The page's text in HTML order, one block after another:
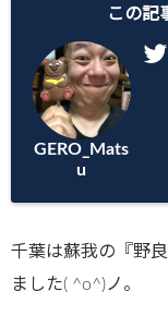
この記
GERO_Mats
u
千葉は蘇我の『野
ました( ^o^)ノ。